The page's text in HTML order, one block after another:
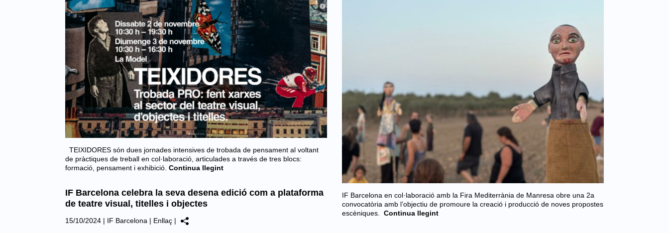
TEIXIDORES són dues jornades intensives de trobada de pensament al voltant
de pràctiques de treball en col·laboració, articulades a través de tres blocs:
formació, pensament i exhibició. Continua llegint
IF Barcelona en col·laboració amb la Fira Mediterrània de Manresa obre una 2a
convocatòria amb l’objectiu de promoure la creació i producció de noves propostes
escèniques.
Continua llegint
IF Barcelona celebra la seva desena edició com a plataforma
de teatre visual, titelles i objectes
15/10/2024 | IF Barcelona | Enllaç |